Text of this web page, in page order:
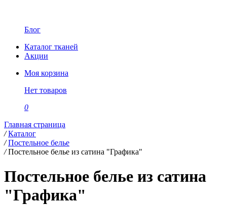
Блог
Каталог тканей
Акции
Моя корзина
Нет товаров
0
Главная страница
/ Каталог
/ Постельное белье
/ Постельное белье из сатина "Графика"
Постельное белье из сатина
"Графика"